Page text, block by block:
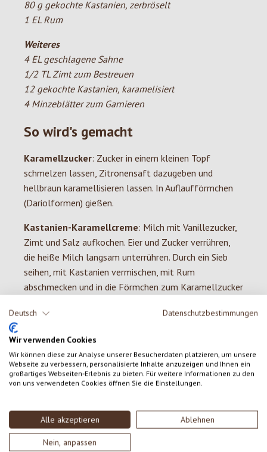
Deutsch Datenschutzbestimmungen
Wir verwenden Cookies
Wir können diese zur Analyse unserer Besucherdaten platzieren, um unsere
Webseite zu verbessern, personalisierte Inhalte anzuzeigen und Ihnen ein
großartiges Webseiten-Erlebnis zu bieten. Für weitere Informationen zu den
von uns verwendeten Cookies öffnen Sie die Einstellungen.
Alle akzeptieren Ablehnen
Nein, anpassen
80 g gekochte Kastanien, zerbröselt
1 EL Rum
Weiteres
4 EL geschlagene Sahne
1/2 TL Zimt zum Bestreuen
12 gekochte Kastanien, karamelisiert
4 Minzeblätter zum Garnieren
So wird's gemacht
Karamellzucker: Zucker in einem kleinen Topf
schmelzen lassen, Zitronensaft dazugeben und
hellbraun karamellisieren lassen. In Auflaufförmchen
(Dariolformen) gießen.
Kastanien-Karamellcreme: Milch mit Vanillezucker,
Zimt und Salz aufkochen. Eier und Zucker verrühren,
die heiße Milch langsam unterrühren. Durch ein Sieb
seihen, mit Kastanien vermischen, mit Rum
abschmecken und in die Förmchen zum Karamellzucker
dann zwei Finger hoch heißes Wasser einfüllen, die
Backofen geben.
Fertigstellung: Wenn die Creme völlig gestockt ist,
aus dem Wasserbad heben und mindestens 1 Stunde im
Messer am Rand der Form entlang schneiden, damit
sich die Creme aus der Form löst. Die Kastanien-
Karamellcreme auf Teller stürzen, mit flüssigem